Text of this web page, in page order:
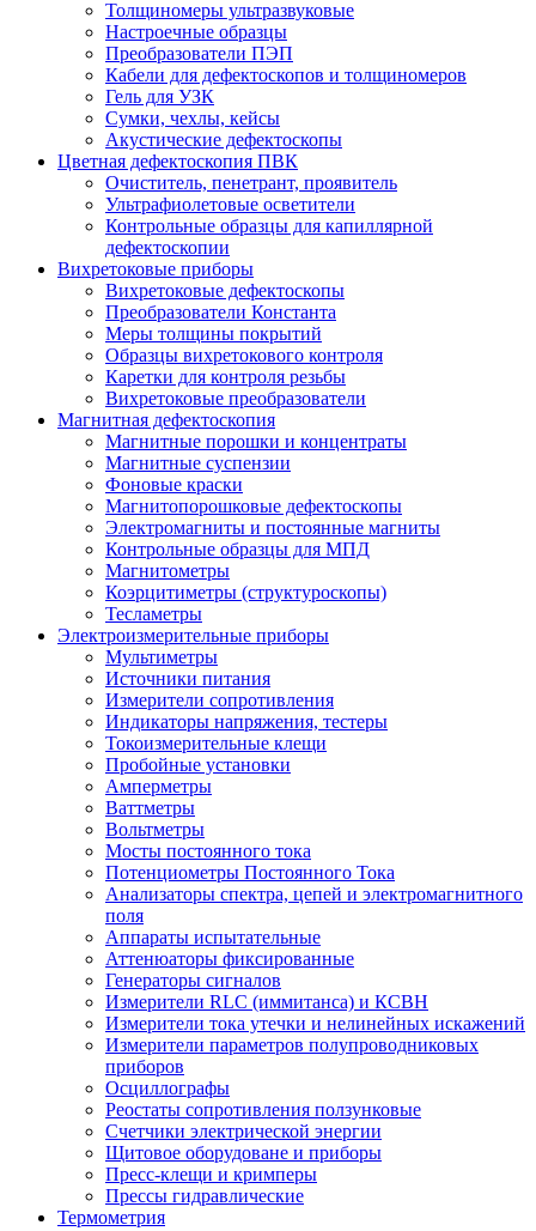
Толщиномеры ультразвуковые
Настроечные образцы
Преобразователи ПЭП
Кабели для дефектоскопов и толщиномеров
Гель для УЗК
Сумки, чехлы, кейсы
Акустические дефектоскопы
Цветная дефектоскопия ПВК
Очиститель, пенетрант, проявитель
Ультрафиолетовые осветители
Контрольные образцы для капиллярной
дефектоскопии
Вихретоковые приборы
Вихретоковые дефектоскопы
Преобразователи Константа
Меры толщины покрытий
Образцы вихретокового контроля
Каретки для контроля резьбы
Вихретоковые преобразователи
Магнитная дефектоскопия
Магнитные порошки и концентраты
Магнитные суспензии
Фоновые краски
Магнитопорошковые дефектоскопы
Электромагниты и постоянные магниты
Контрольные образцы для МПД
Магнитометры
Коэрцитиметры (структуроскопы)
Тесламетры
Электроизмерительные приборы
Мультиметры
Источники питания
Измерители сопротивления
Индикаторы напряжения, тестеры
Токоизмерительные клещи
Пробойные установки
Амперметры
Ваттметры
Вольтметры
Мосты постоянного тока
Потенциометры Постоянного Тока
Анализаторы спектра, цепей и электромагнитного
поля
Аппараты испытательные
Аттенюаторы фиксированные
Генераторы сигналов
Измерители RLC (иммитанса) и КСВН
Измерители тока утечки и нелинейных искажений
Измерители параметров полупроводниковых
приборов
Осциллографы
Реостаты сопротивления ползунковые
Счетчики электрической энергии
Щитовое оборудоване и приборы
Пресс-клещи и кримперы
Прессы гидравлические
Термометрия